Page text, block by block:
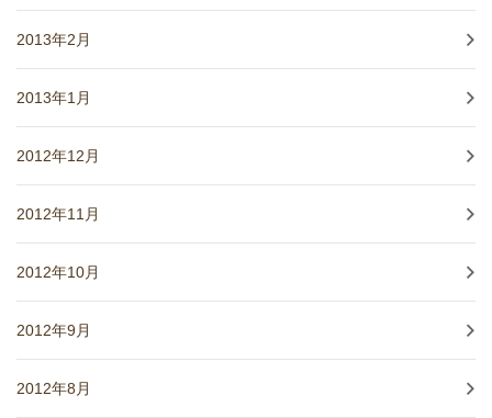
2013年2月
2013年1月
2012年12月
2012年11月
2012年10月
2012年9月
2012年8月